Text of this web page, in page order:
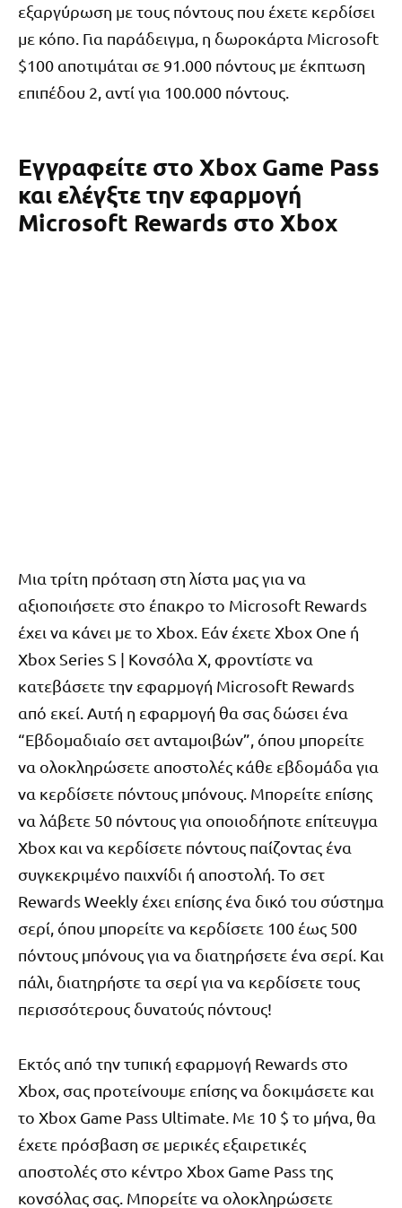
εξαργύρωση με τους πόντους που έχετε κερδίσει
με κόπο. Για παράδειγμα, η δωροκάρτα Microsoft
$100 αποτιμάται σε 91.000 πόντους με έκπτωση
επιπέδου 2, αντί για 100.000 πόντους.
Εγγραφείτε στο Xbox Game Pass
και ελέγξτε την εφαρμογή
Microsoft Rewards στο Xbox
Μια τρίτη πρόταση στη λίστα μας για να
αξιοποιήσετε στο έπακρο το Microsoft Rewards
έχει να κάνει με το Xbox. Εάν έχετε Xbox One ή
Xbox Series S | Κονσόλα X, φροντίστε να
κατεβάσετε την εφαρμογή Microsoft Rewards
από εκεί. Αυτή η εφαρμογή θα σας δώσει ένα
“Εβδομαδιαίο σετ ανταμοιβών”, όπου μπορείτε
να ολοκληρώσετε αποστολές κάθε εβδομάδα για
να κερδίσετε πόντους μπόνους. Μπορείτε επίσης
να λάβετε 50 πόντους για οποιοδήποτε επίτευγμα
Xbox και να κερδίσετε πόντους παίζοντας ένα
συγκεκριμένο παιχνίδι ή αποστολή. Το σετ
Rewards Weekly έχει επίσης ένα δικό του σύστημα
σερί, όπου μπορείτε να κερδίσετε 100 έως 500
πόντους μπόνους για να διατηρήσετε ένα σερί. Και
πάλι, διατηρήστε τα σερί για να κερδίσετε τους
περισσότερους δυνατούς πόντους!
Εκτός από την τυπική εφαρμογή Rewards στο
Xbox, σας προτείνουμε επίσης να δοκιμάσετε και
το Xbox Game Pass Ultimate. Με 10 $ το μήνα, θα
έχετε πρόσβαση σε μερικές εξαιρετικές
αποστολές στο κέντρο Xbox Game Pass της
κονσόλας σας. Μπορείτε να ολοκληρώσετε